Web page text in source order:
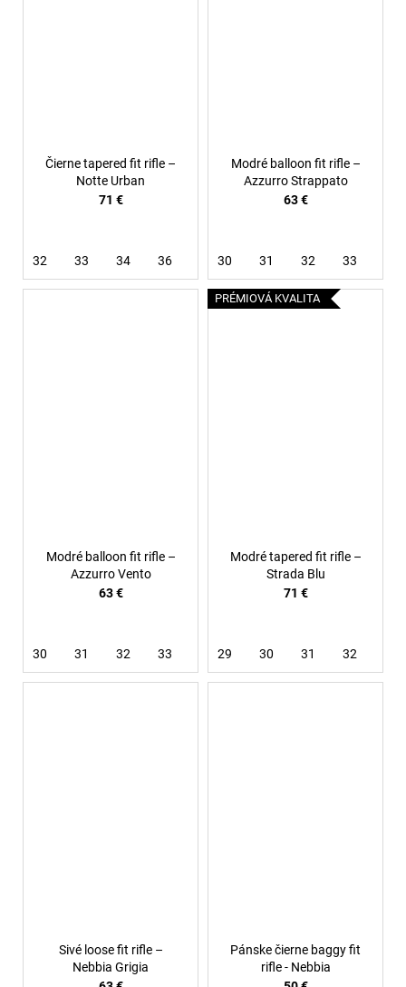
Čierne tapered fit rifle –
Notte Urban
71 €
32 33 34 36
Modré balloon fit rifle –
Azzurro Strappato
63 €
30 31 32 33
Modré balloon fit rifle –
Azzurro Vento
63 €
30 31 32 33
PRÉMIOVÁ KVALITA
Modré tapered fit rifle –
Strada Blu
71 €
29 30 31 32
Sivé loose fit rifle –
Nebbia Grigia
Pánske čierne baggy fit
rifle - Nebbia